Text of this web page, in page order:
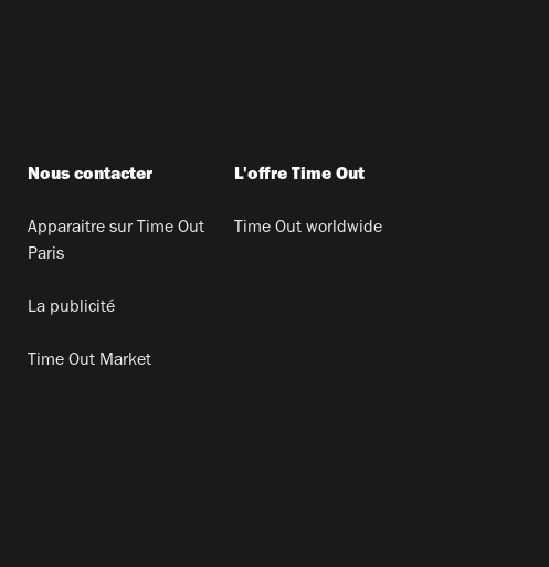
Nous contacter
Apparaitre sur Time Out
Paris
La publicité
Time Out Market
L'offre Time Out
Time Out worldwide